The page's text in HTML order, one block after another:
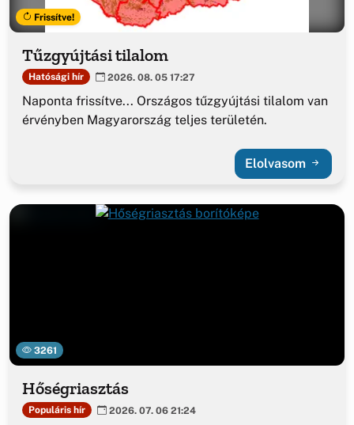
Frissítve!
Tűzgyújtási tilalom
Hatósági hír 2026. 08. 05 17:27
Naponta frissítve... Országos tűzgyújtási tilalom van
érvényben Magyarország teljes területén.
Elolvasom
3261
Hőségriasztás
Populáris hír 2026. 07. 06 21:24